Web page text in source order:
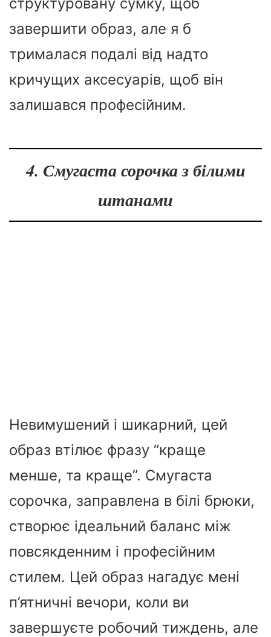
завершити образ, але я б
трималася подалі від надто
кричущих аксесуарів, щоб він
залишався професійним.
4. Смугаста сорочка з білими
штанами
Невимушений і шикарний, цей
образ втілює фразу “краще
менше, та краще”. Смугаста
сорочка, заправлена в білі брюки,
створює ідеальний баланс між
повсякденним і професійним
стилем. Цей образ нагадує мені
п’ятничні вечори, коли ви
завершуєте робочий тиждень, але